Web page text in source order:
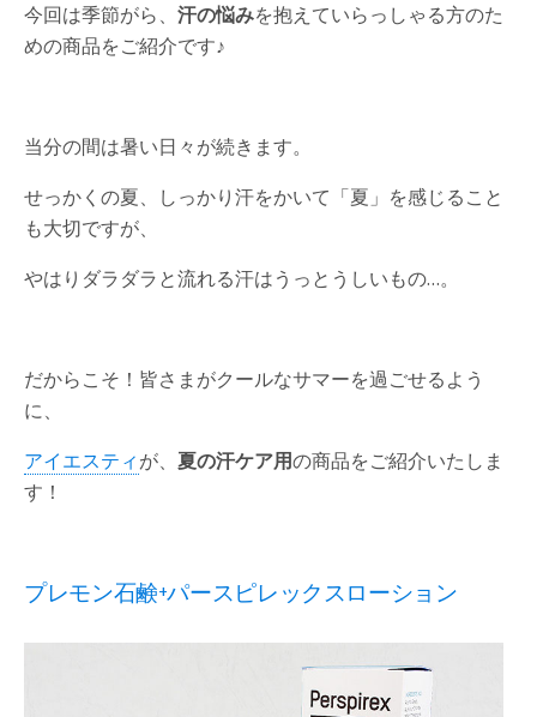
今回は季節がら、 汗の悩みを抱えていらっしゃる方のた
めの商品をご紹介です♪
当分の間は暑い日々が続きます。
せっかくの夏、しっかり汗をかいて「夏」を感じること
も大切ですが、
やはりダラダラと流れる汗はうっとうしいもの…。
だからこそ！皆さまがクールなサマーを過ごせるよう
に、
アイエスティが、 夏の汗ケア用の商品をご紹介いたしま
す！
プレモン石鹸+パースピレックスローション